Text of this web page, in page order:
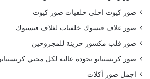
صور كيوت احلى خلفيات صور كيوت
صور غلاف فيسوك خلفيات لغلاف فيسبوك
صور قلب مكسور حزينة للمجروحين
صور كريستيانو بجودة عاليه لكل محبي
اجمل صور أكلات